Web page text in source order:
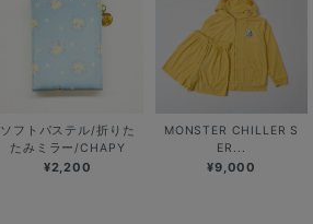
ソフトパステル/折りた
たみミラー/CHAPY
¥2,200
MONSTER CHILLER S
ER...
¥9,000